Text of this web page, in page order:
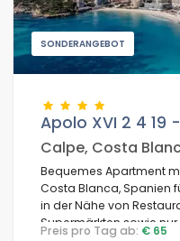
SONDERANGEBOT
Apolo XVI 2 4 19
Calpe, Costa
Bequemes Apartment
Costa Blanca, Spanien
in der Nähe von
Supermärkten sowie
Preis pro Tag ab: € 65